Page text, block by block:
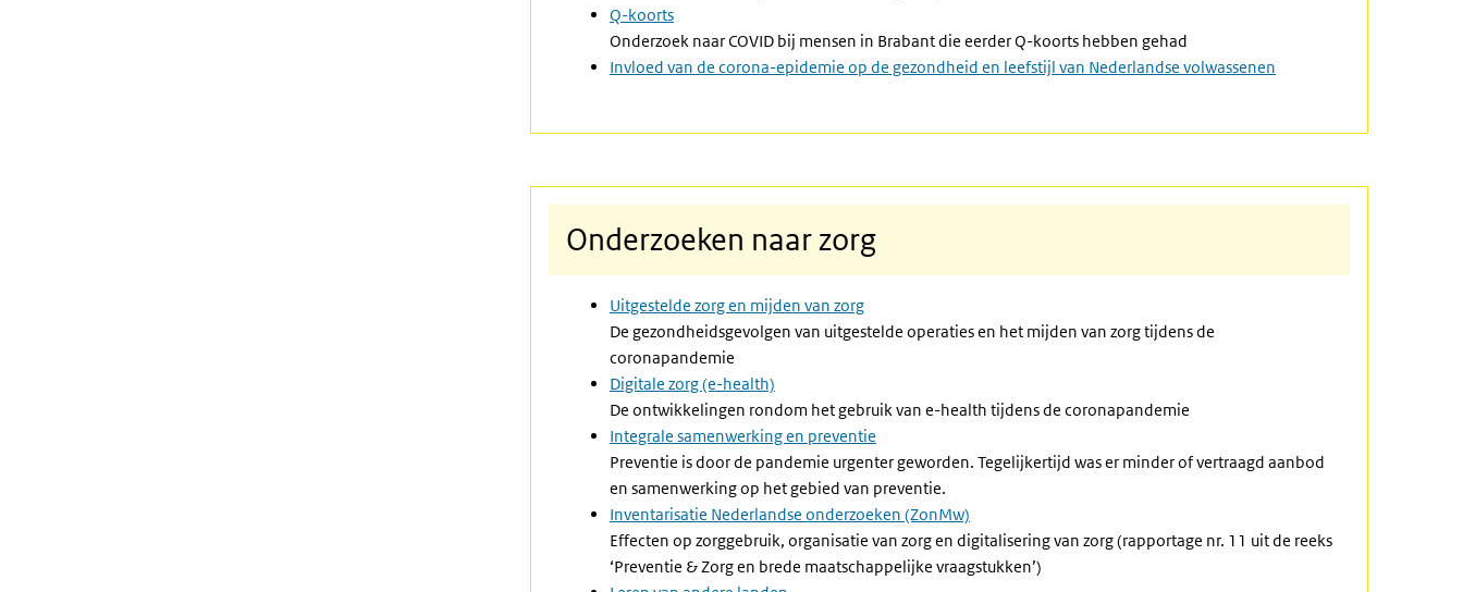
Q-koorts
Onderzoek naar COVID bij mensen in Brabant die eerder Q-koorts hebben gehad
Invloed van de corona-epidemie op de gezondheid en leefstijl van Nederlandse volwassenen
Onderzoeken naar zorg
Uitgestelde zorg en mijden van zorg
De gezondheidsgevolgen van uitgestelde operaties en het mijden van zorg tijdens de
coronapandemie
Digitale zorg (e-health)
De ontwikkelingen rondom het gebruik van e-health tijdens de coronapandemie
Integrale samenwerking en preventie
Preventie is door de pandemie urgenter geworden. Tegelijkertijd was er minder of vertraagd aanbod
en samenwerking op het gebied van preventie.
Inventarisatie Nederlandse onderzoeken (ZonMw)
Effecten op zorggebruik, organisatie van zorg en digitalisering van zorg (rapportage nr. 11 uit de reeks
‘Preventie & Zorg en brede maatschappelijke vraagstukken’)